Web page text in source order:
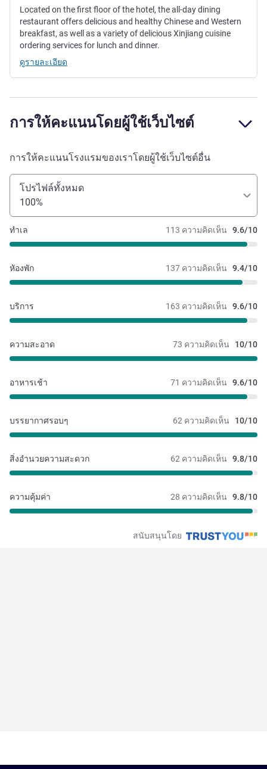
Located on the first floor of the hotel, the all-day dining
restaurant offers delicious and healthy Chinese and Western
breakfast, as well as a variety of delicious Xinjiang cuisine
ordering services for lunch and dinner.
ดูรายละเอียด
การให้คะแนนโดยผู้ใช้เว็บไซต์
การให้คะแนนโรงแรมของเราโดยผู้ใช้เว็บไซต์อื่น
โปรไฟล์ทั้งหมด
100%
113 ความคิดเห็น 9.6/10
ทำเล
137 ความคิดเห็น 9.4/10
หัองพัก
163 ความคิดเห็น 9.6/10
บริการ
73 ความคิดเห็น 10/10
ความสะอาด
71 ความคิดเห็น 9.6/10
อาหารเช้า
62 ความคิดเห็น 10/10
บรรยากาศรอบๆ
62 ความคิดเห็น 9.8/10
สิ่งอำนวยความสะดวก
28 ความคิดเห็น 9.8/10
ความคุ้มค่า
สนับสนุนโดย